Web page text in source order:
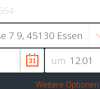
um
Weitere Optionen